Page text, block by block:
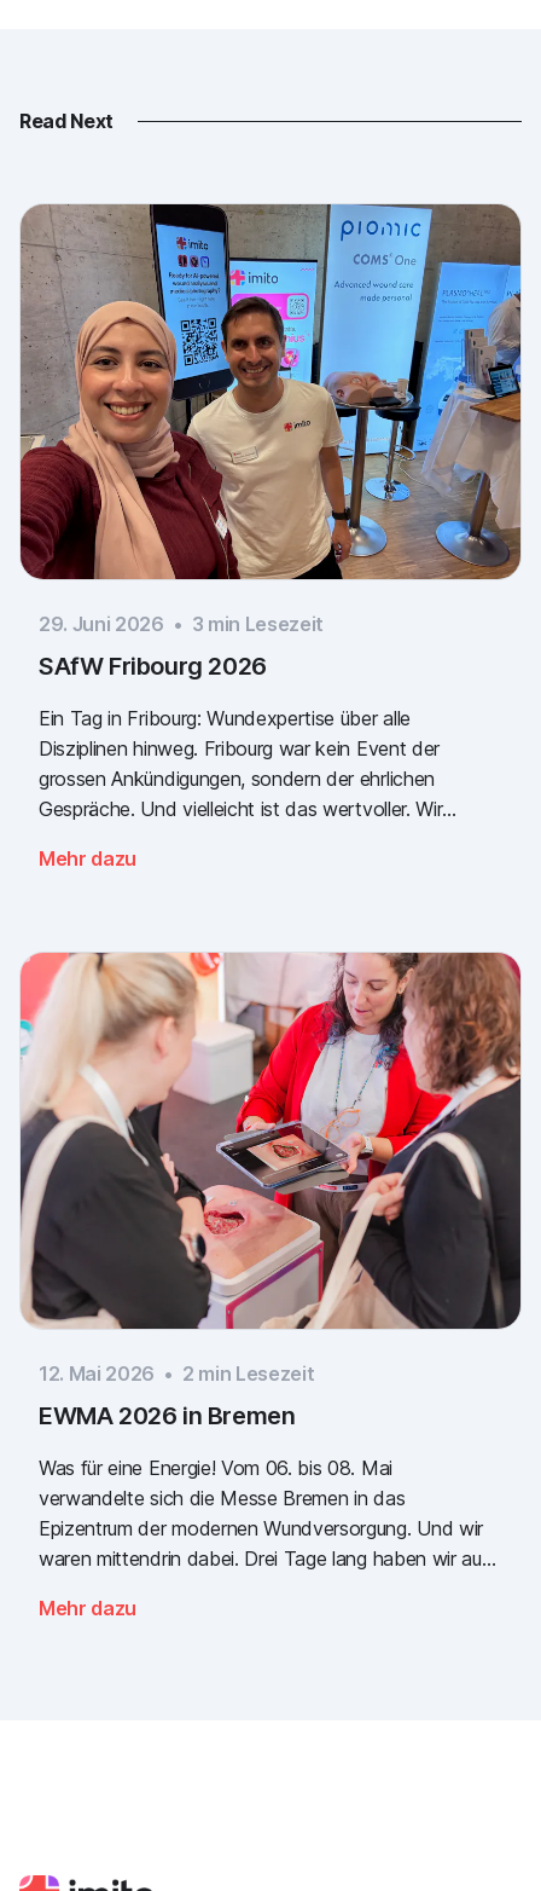
Read Next
29. Juni 2026 • 3 min Lesezeit
SAfW Fribourg 2026
Ein Tag in Fribourg: Wundexpertise über alle
Disziplinen hinweg. Fribourg war kein Event der
grossen Ankündigungen, sondern der ehrlichen
Gespräche. Und vielleicht ist das wertvoller. Wir
einfacher, validierter Wunddokumentation ist da, über
gemeinsame Standzeit.
Mehr dazu
12. Mai 2026 • 2 min Lesezeit
EWMA 2026 in Bremen
Was für eine Energie! Vom 06. bis 08. Mai
verwandelte sich die Messe Bremen in das
Epizentrum der modernen Wundversorgung. Und wir
waren mittendrin dabei. Drei Tage lang haben wir auf
Wound Management Association) und des DEWU
Mehr dazu